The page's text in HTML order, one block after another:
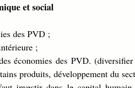
et social
des PVD ;
;
économies des PVD.
produits, développement du